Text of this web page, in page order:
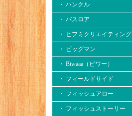
・ ハンクル
・ バスロア
・ ヒフミクリエイティング
・ ビッグマン
・ Biwaaa（ビワー）
・ フィールドサイド
・ フィッシュアロー
・ フィッシュストーリー